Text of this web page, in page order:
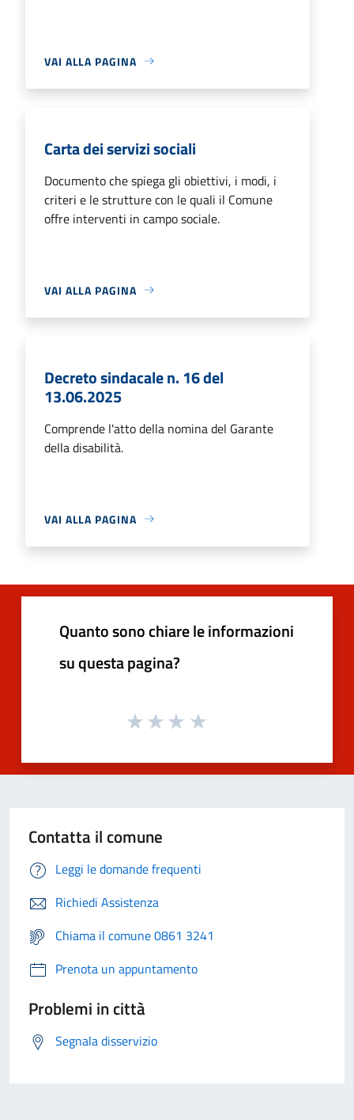
VAI ALLA PAGINA
Carta dei servizi sociali
Documento che spiega gli obiettivi, i modi, i
criteri e le strutture con le quali il Comune
offre interventi in campo sociale.
VAI ALLA PAGINA
Decreto sindacale n. 16 del
13.06.2025
Comprende l'atto della nomina del Garante
della disabilità.
VAI ALLA PAGINA
Quanto sono chiare le informazioni
su questa pagina?
Contatta il comune
Leggi le domande frequenti
Richiedi Assistenza
Chiama il comune 0861 3241
Prenota un appuntamento
Problemi in città
Segnala disservizio